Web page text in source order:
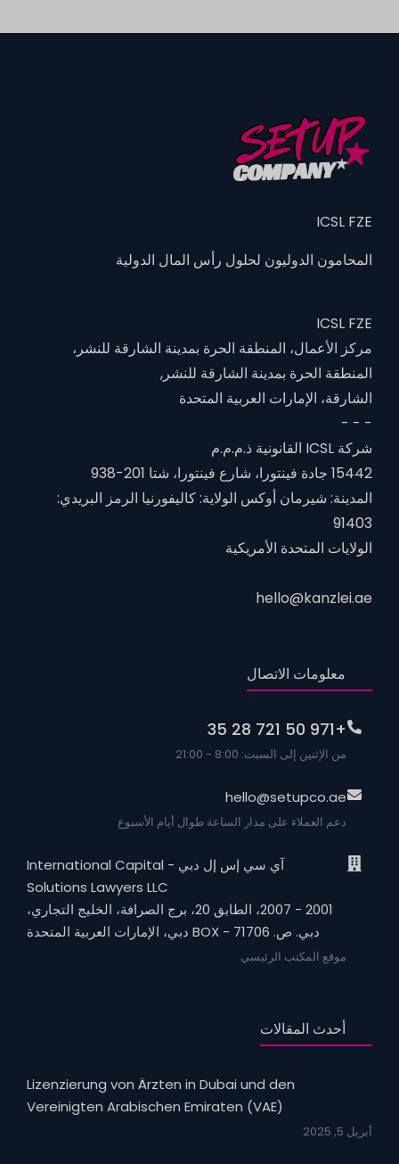
ICSL FZE
المحامون الدوليون لحلول رأس المال الدولية
ICSL FZE
مركز الأعمال، المنطقة الحرة بمدينة الشارقة للنشر،
المنطقة الحرة بمدينة الشارقة للنشر,
الشارقة، الإمارات العربية المتحدة
- - -
شركة ICSL القانونية ذ.م.م.م
15442 جادة فينتورا، شارع فينتورا، شتا 201-938
المدينة: شيرمان أوكس الولاية: كاليفورنيا الرمز البريدي:
91403
الولايات المتحدة الأمريكية
hello@kanzlei.ae
معلومات الاتصال
+971 50 721 28 35
من الإثنين إلى السبت: 8:00 - 21:00
hello@setupco.ae
دعم العملاء على مدار الساعة طوال أيام الأسبوع
آي سي إس إل دبي - International Capital
Solutions Lawyers LLC
2001 - 2007، الطابق 20، برج الصرافة، الخليج التجاري،
دبي. ص. BOX - 71706 دبي، الإمارات العربية المتحدة
موقع المكتب الرئيسي
أحدث المقالات
Lizenzierung von Ärzten in Dubai und den
Vereinigten Arabischen Emiraten (VAE)
أبريل 5, 2025